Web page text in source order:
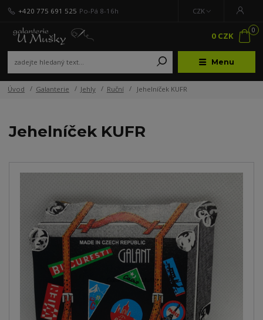
Menu
CZK
+420 775 691 525 Po-Pá 8-16h
0
0 CZK
Úvod Galanterie Jehly Ruční Jehelníček KUFR
Jehelníček KUFR